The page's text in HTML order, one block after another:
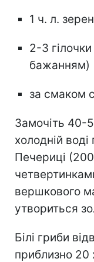
1 ч. л.
2-3
бажанням)
за смаком
Замочіть 40-
холодній
Печериці
вершкового
утвориться
Білі гриби
приблизно 20